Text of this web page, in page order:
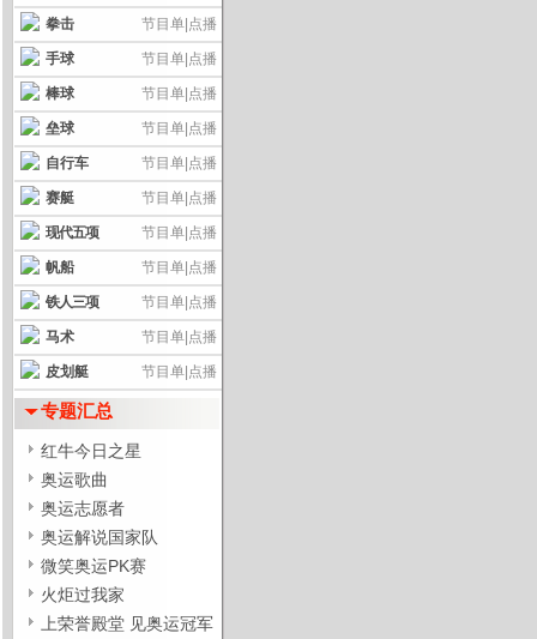
节目单 点播
拳击
节目单 点播
手球
节目单 点播
棒球
节目单 点播
垒球
节目单 点播
自行车
节目单 点播
赛艇
节目单 点播
现代五项
节目单 点播
帆船
节目单 点播
铁人三项
节目单 点播
马术
节目单 点播
皮划艇
专题汇总
红牛今日之星
奥运歌曲
奥运志愿者
奥运解说国家队
微笑奥运PK赛
火炬过我家
上荣誉殿堂 见奥运冠军